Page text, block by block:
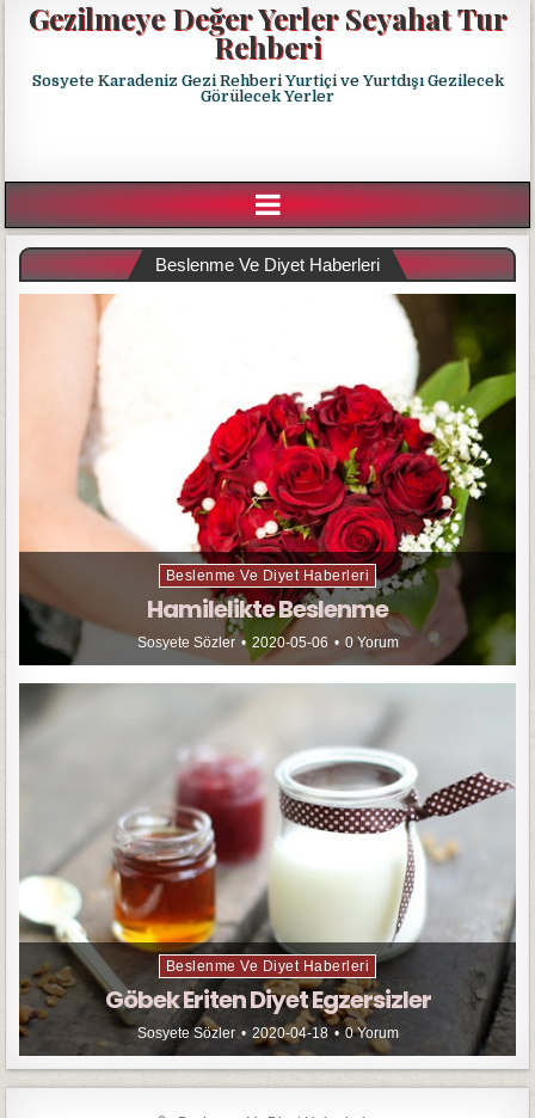
Gezilmeye Değer Yerler Seyahat Tur
Rehberi
Sosyete Karadeniz Gezi Rehberi Yurtiçi ve Yurtdışı Gezilecek
Görülecek Yerler
Beslenme Ve Diyet Haberleri
Beslenme Ve Diyet Haberleri
Hamilelikte Beslenme
Sosyete Sözler 2020-05-06 0 Yorum
Beslenme Ve Diyet Haberleri
Göbek Eriten Diyet Egzersizler
Sosyete Sözler 2020-04-18 0 Yorum